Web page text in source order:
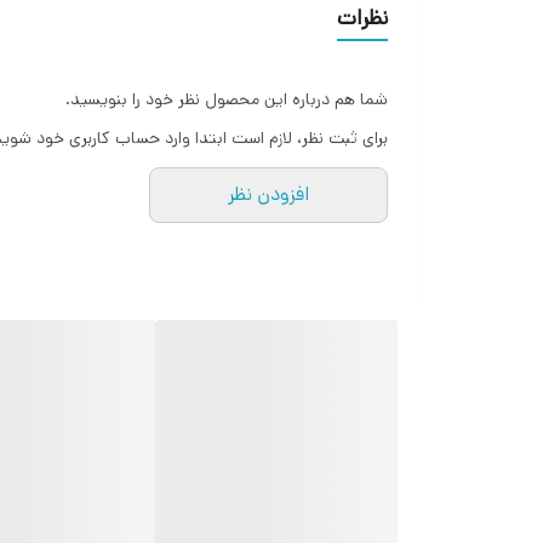
نظرات
شما هم درباره این محصول نظر خود را بنویسید.
برای ثبت نظر، لازم است ابتدا وارد حساب کاربری خود
افزودن نظر